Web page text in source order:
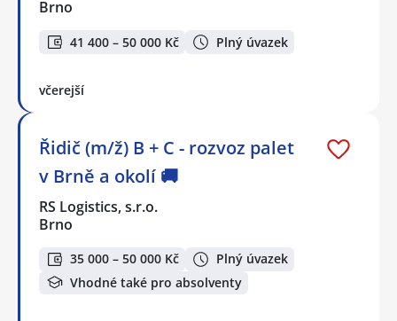
Brno
41 400 – 50 000 Kč Plný úvazek
včerejší
Řidič (m/ž) B + C - rozvoz palet
v Brně a okolí 🚚
RS Logistics, s.r.o.
Brno
35 000 – 50 000 Kč
Plný úvazek
Vhodné také pro absolventy